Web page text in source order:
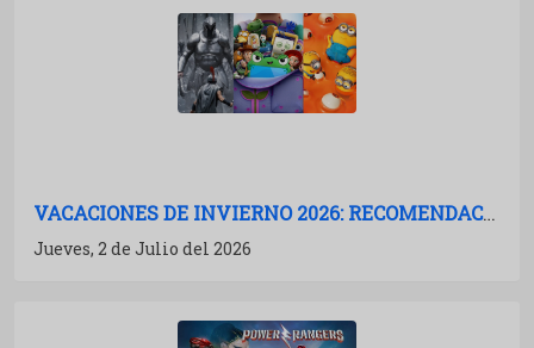
VACACIONES DE INVIERNO 2026: RECOMENDACIONES DE PELÍCULAS PARA IR AL CINE
Jueves, 2 de Julio del 2026